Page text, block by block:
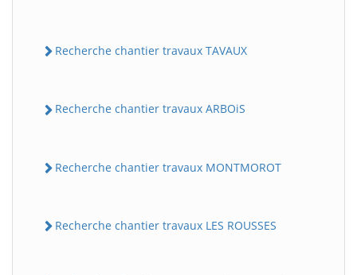
Recherche chantier travaux TAVAUX
Recherche chantier travaux ARBOiS
Recherche chantier travaux MONTMOROT
Recherche chantier travaux LES ROUSSES